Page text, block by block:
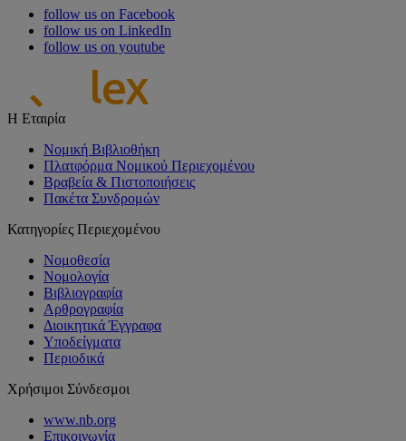
follow us on Facebook
follow us on LinkedIn
follow us on youtube
Η Εταιρία
Νομική Βιβλιοθήκη
Πλατφόρμα Νομικού Περιεχομένου
Βραβεία & Πιστοποιήσεις
Πακέτα Συνδρομών
Κατηγορίες Περιεχομένου
Νομοθεσία
Νομολογία
Βιβλιογραφία
Αρθρογραφία
Διοικητικά Έγγραφα
Υποδείγματα
Περιοδικά
Χρήσιμοι Σύνδεσμοι
www.nb.org
Επικοινωνία